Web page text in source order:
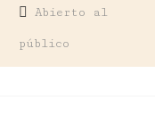
Abierto al
público